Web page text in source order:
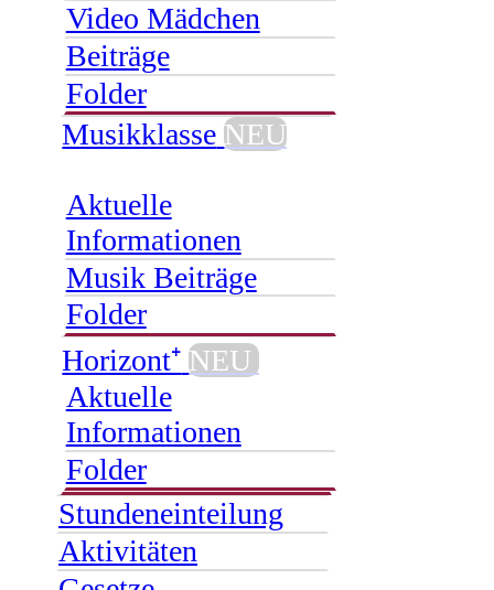
Video Mädchen
Beiträge
Folder
Musikklasse NEU
Aktuelle
Informationen
Musik Beiträge
Folder
Horizont⁺ NEU
Aktuelle
Informationen
Folder
Stundeneinteilung
Aktivitäten